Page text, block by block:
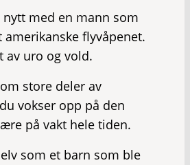
med en mann som
flyvåpenet.
av uro og vold.
store deler av
vokser opp på den
på vakt hele tiden.
som et barn som ble